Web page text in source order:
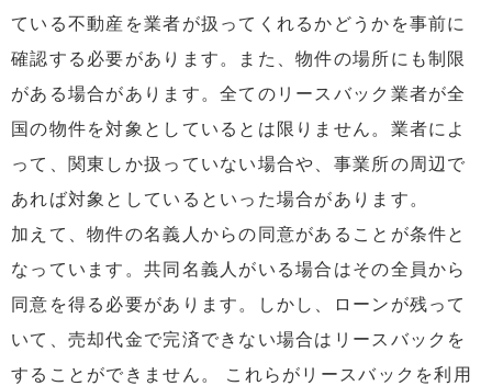
ている不動産を業者が扱ってくれるかどうかを事前に
確認する必要があります。また、物件の場所にも制限
がある場合があります。全てのリースバック業者が全
国の物件を対象としているとは限りません。業者によ
って、関東しか扱っていない場合や、事業所の周辺で
あれば対象としているといった場合があります。
加えて、物件の名義人からの同意があることが条件と
なっています。共同名義人がいる場合はその全員から
同意を得る必要があります。しかし、ローンが残って
いて、売却代金で完済できない場合はリースバックを
することができません。 これらがリースバックを利用